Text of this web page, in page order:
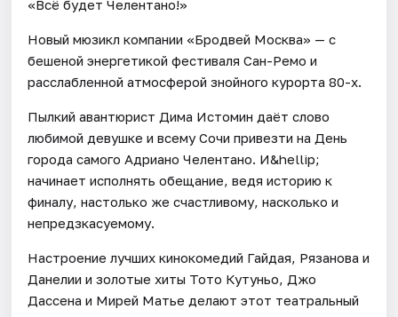
«Всё будет Челентано!»
Новый мюзикл компании «Бродвей Москва» — с
бешеной энергетикой фестиваля Сан-Ремо и
расслабленной атмосферой знойного курорта 80-х.
Пылкий авантюрист Дима Истомин даёт слово
любимой девушке и всему Сочи привезти на День
города самого Адриано Челентано. И&hellip;
начинает исполнять обещание, ведя историю к
финалу, настолько же счастливому, насколько и
непредзкасуемому.
Настроение лучших кинокомедий Гайдая, Рязанова и
Данелии и золотые хиты Тото Кутуньо, Джо
Дассена и Мирей Матье делают этот театральный